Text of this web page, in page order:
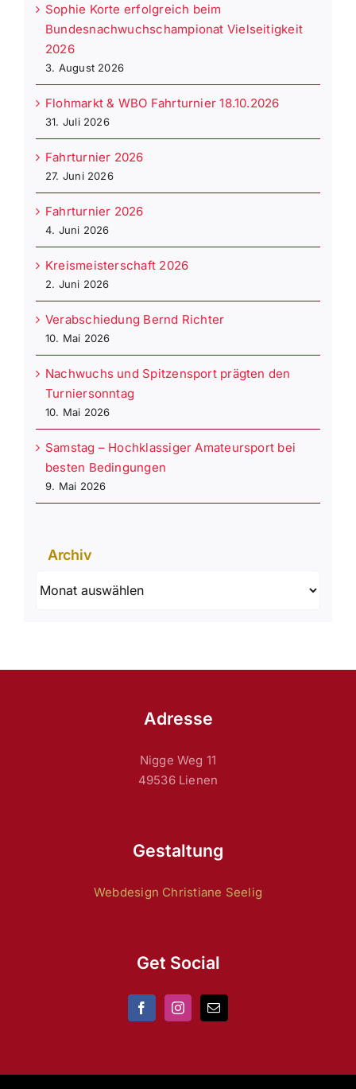
Sophie Korte erfolgreich beim
Bundesnachwuchschampionat Vielseitigkeit
2026
3. August 2026
Flohmarkt & WBO Fahrturnier 18.10.2026
31. Juli 2026
Fahrturnier 2026
27. Juni 2026
Fahrturnier 2026
4. Juni 2026
Kreismeisterschaft 2026
2. Juni 2026
Verabschiedung Bernd Richter
10. Mai 2026
Nachwuchs und Spitzensport prägten den
Turniersonntag
10. Mai 2026
Samstag – Hochklassiger Amateursport bei
besten Bedingungen
9. Mai 2026
Archiv
Adresse
Nigge Weg 11
49536 Lienen
Gestaltung
Webdesign Christiane Seelig
Get Social